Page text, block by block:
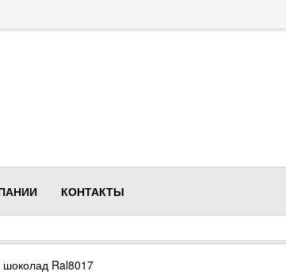
КОНТАКТЫ
шоколад Ral8017